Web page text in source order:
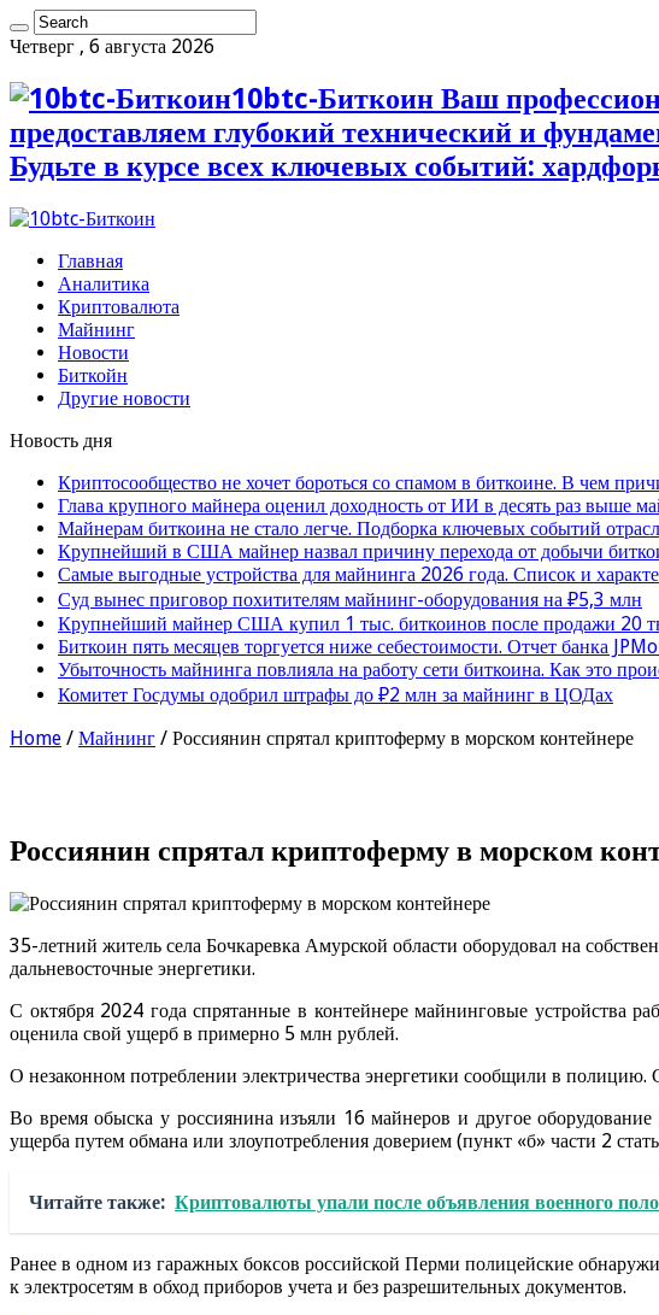
Четверг , 6 августа 2026
10btc-Биткоин Ваш
предоставляем глубокий технический и
Будьте в курсе всех ключевых событий:
Главная
Аналитика
Криптовалюта
Майнинг
Новости
Биткойн
Другие новости
Новость дня
Криптосообщество не хочет бороться со спамом в биткоине. В чем
Глава крупного майнера оценил доходность от ИИ в десять раз выше
Майнерам биткоина не стало легче. Подборка ключевых событий
Крупнейший в США майнер назвал причину перехода от добычи
Самые выгодные устройства для майнинга 2026 года. Список и
Суд вынес приговор похитителям майнинг-оборудования на ₽5,3 млн
Крупнейший майнер США купил 1 тыс. биткоинов после продажи 20
Биткоин пять месяцев торгуется ниже себестоимости. Отчет банка
Убыточность майнинга повлияла на работу сети биткоина. Как это
Комитет Госдумы одобрил штрафы до ₽2 млн за майнинг в ЦОДах
Home / Майнинг / Россиянин спрятал криптоферму в морском контейнере
Россиянин спрятал криптоферму в морском
35-летний житель села Бочкаревка Амурской области оборудовал на
дальневосточные энергетики.
С октября 2024 года спрятанные в контейнере майнинговые устройства
оценила свой ущерб в примерно 5 млн рублей.
О незаконном потреблении электричества энергетики сообщили в
Во время обыска у россиянина изъяли 16 майнеров и другое
ущерба путем обмана или злоупотребления доверием (пункт «б» части 2
Читайте также: Криптовалюты упали после объявления военного
Ранее в одном из гаражных боксов российской Перми полицейские
к электросетям в обход приборов учета и без разрешительных документов.